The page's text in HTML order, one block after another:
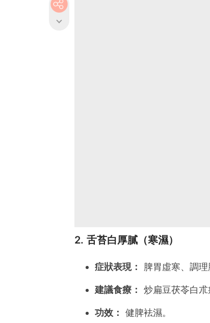
2. 舌苔白厚膩（寒濕）
症狀表現： 脾胃虛寒、調理
建議食療： 炒扁豆茯苓白
功效：
健脾袪濕。